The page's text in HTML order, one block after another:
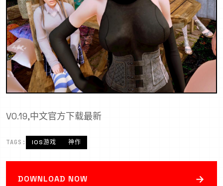
V0.19,中文官方下载最新
TAGS: IOS游戏 神作
DOWNLOAD NOW →